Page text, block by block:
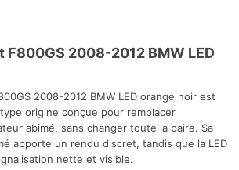
2008-2012 BMW LED
2008-2012 BMW LED orange noir est
origine conçue pour remplacer
abîmé, sans changer toute la paire. Sa
apporte un rendu discret, tandis que la LED
nette et visible.